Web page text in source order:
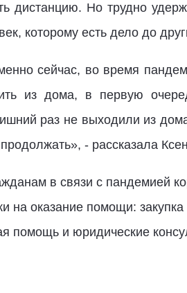
дистанцию. Но трудно
которому есть дело до
сейчас, во время
из дома, в первую
раз не выходили из
- рассказала
в связи с пандемией
оказание помощи: закупка
помощь и юридические